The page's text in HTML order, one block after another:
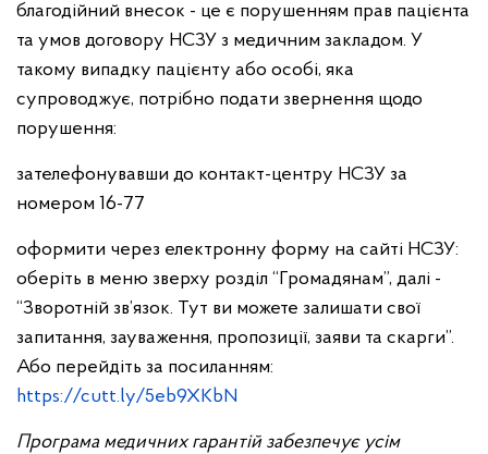
благодійний внесок - це є порушенням прав пацієнта
та умов договору НСЗУ з медичним закладом. У
такому випадку пацієнту або особі, яка
супроводжує, потрібно подати звернення щодо
порушення:
зателефонувавши до контакт-центру НСЗУ за
номером 16-77
оформити через електронну форму на сайті НСЗУ:
оберіть в меню зверху розділ “Громадянам”, далі -
“Зворотній зв’язок. Тут ви можете залишати свої
запитання, зауваження, пропозиції, заяви та скарги”.
Або перейдіть за посиланням:
https://cutt.ly/5eb9XKbN
Програма медичних гарантій забезпечує усім